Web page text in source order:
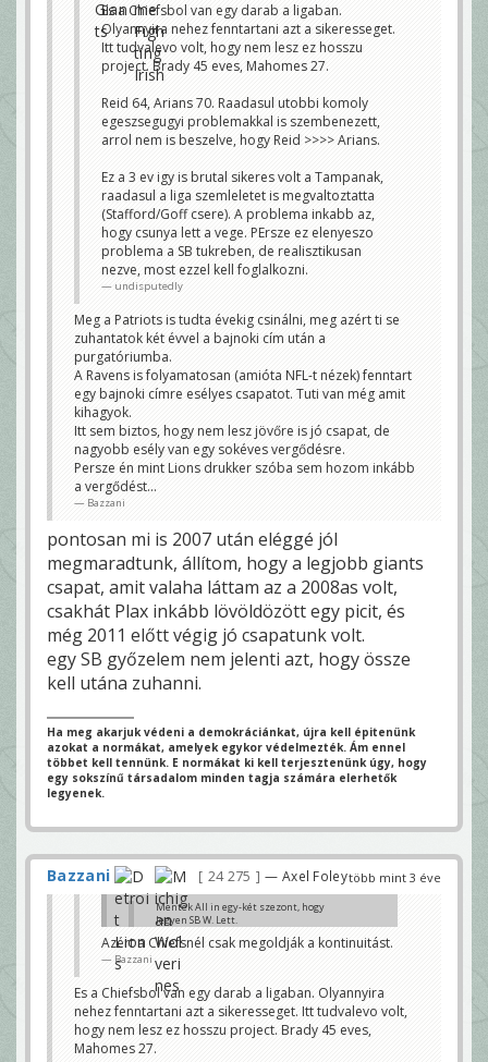
Most annyira nem fest faszán
a roster. Ahogy a Ramsnél, ez
nem zavarja õket.
Majd építkeznek ahogy lehet,
vagy rebuild. Várják a következõ
mégis összeáll vmi, akkor az.
ulpianus
Senki nem vitatja, hogy megerte. Egy SB
jobb deal, mint az osszes evben eros
kozepszernek lenni.
De ez nem valtoztat azon, hogy jovore is
palyara kell kuldeni egy csapatot es az
edzok, FO ugyanugy elszamoltathato a
sikertelensegert.
undisputedly
Azért a Chiefsnél csak megoldják a kontinuitást.
Es a Chiefsbol van egy darab a ligaban.
Olyannyira nehez fenntartani azt a sikeresseget.
Itt tudvalevo volt, hogy nem lesz ez hosszu
project. Brady 45 eves, Mahomes 27.
Reid 64, Arians 70. Raadasul utobbi komoly
egeszsegugyi problemakkal is szembenezett,
arrol nem is beszelve, hogy Reid >>>> Arians.
Ez a 3 ev igy is brutal sikeres volt a Tampanak,
raadasul a liga szemleletet is megvaltoztatta
(Stafford/Goff csere). A problema inkabb az,
hogy csunya lett a vege. PErsze ez elenyeszo
problema a SB tukreben, de realisztikusan
nezve, most ezzel kell foglalkozni.
undisputedly
Meg a Patriots is tudta évekig csinálni, meg azért ti se
zuhantatok két évvel a bajnoki cím után a
purgatóriumba.
A Ravens is folyamatosan (amióta NFL-t nézek) fenntart
egy bajnoki címre esélyes csapatot. Tuti van még amit
kihagyok.
Itt sem biztos, hogy nem lesz jövőre is jó csapat, de
nagyobb esély van egy sokéves vergődésre.
Persze én mint Lions drukker szóba sem hozom inkább
a vergődést...
Bazzani
pontosan mi is 2007 után eléggé jól
megmaradtunk, állítom, hogy a legjobb giants
csapat, amit valaha láttam az a 2008as volt,
csakhát Plax inkább lövöldözött egy picit, és
még 2011 előtt végig jó csapatunk volt.
egy SB győzelem nem jelenti azt, hogy össze
kell utána zuhanni.
Ha meg akarjuk védeni a demokráciánkat, újra kell épitenünk
azokat a normákat, amelyek egykor védelmezték. Ám ennel
többet kell tennünk. E normákat ki kell terjesztenünk úgy, hogy
egy sokszínű társadalom minden tagja számára elerhetők
legyenek.
több mint 3 éve
Bazzani 24 275 — Axel Foley
Mentek All in egy-két szezont, hogy
legyen SB W. Lett.
Most annyira nem fest faszán a roster.
Ahogy a Ramsnél, ez nem zavarja õket.
Majd építkeznek ahogy lehet, vagy
rebuild. Várják a következõ nagy dobást.
Ha Top 3 cetli, akkor az. Ha mégis összeáll
vmi, akkor az.
ulpianus
Senki nem vitatja, hogy megerte. Egy SB cim es
Azért a Chiefsnél csak megoldják a kontinuitást.
Bazzani
Es a Chiefsbol van egy darab a ligaban. Olyannyira
nehez fenntartani azt a sikeresseget. Itt tudvalevo volt,
hogy nem lesz ez hosszu project. Brady 45 eves,
Mahomes 27.